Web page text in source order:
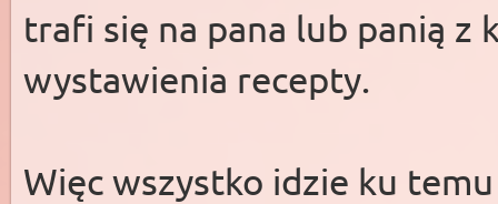
trafi się na pana lub panią z
wystawienia recepty.
Więc wszystko idzie ku